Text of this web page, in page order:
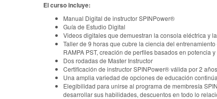
El curso incluye:
Manual Digital de instructor SPINPower®
Guía de Estudio Digital
Videos digitales que demuestran la consola eléctrica y
Taller de 9 horas que cubre la ciencia del
RAMPA PST, creación de perfiles basados en potencia y
Dos rodadas de Master Instructor
Certificación de instructor SPINPower® válida por 2
Una amplia variedad de opciones de educación continúa
Elegibilidad para unirse al programa de membresía
desarrollar sus habilidades, descuentos en todo lo